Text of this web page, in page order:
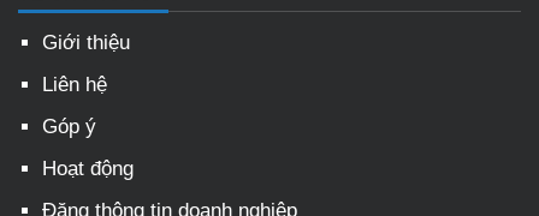
Giới thiệu
Liên hệ
Góp ý
Hoạt động
Đăng thông tin doanh nghiệp